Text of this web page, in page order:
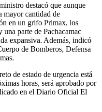
destacó que aunque
mayor cantidad de
en un grifo Primax, los
parte de Pachacamac
expansiva. Además, indicó
de Bomberos, Defensa
de estado de urgencia está
horas, será aprobado por
en el Diario Oficial El